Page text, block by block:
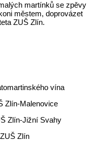
martínků se zpěvy
městem, doprovázet
ZUŠ Zlín.
vína
Zlín-Malenovice
Zlín-Jižní Svahy
Zlín